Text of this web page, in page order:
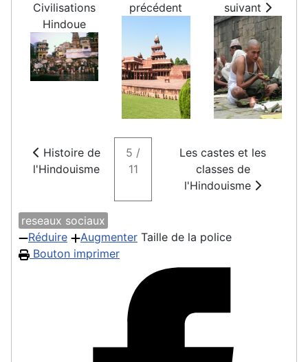
Civilisations
Hindoue
précédent
suivant
Histoire de
l'Hindouisme
5 /
11
Les castes et les
classes de
l'Hindouisme
reseaux sociaux
Réduire
Augmenter Taille de la police
Bouton imprimer